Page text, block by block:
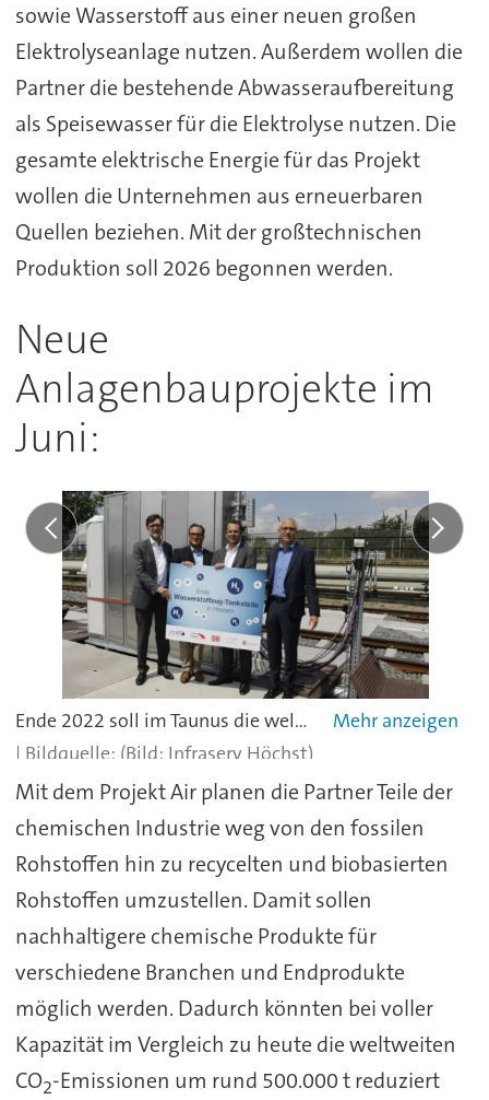
sowie Wasserstoff aus einer neuen großen
Elektrolyseanlage nutzen. Außerdem wollen die
Partner die bestehende Abwasseraufbereitung
als Speisewasser für die Elektrolyse nutzen. Die
gesamte elektrische Energie für das Projekt
wollen die Unternehmen aus erneuerbaren
Quellen beziehen. Mit der großtechnischen
Produktion soll 2026 begonnen werden.
Neue
Anlagenbauprojekte im
Juni:
Ende 2022 soll im Taunus die weltweit größte Brennstoffzellenzug-Flotte ihren Betrieb aufnehmen. Die Wasserstoff-Infrastruktur zum Betanken der Fahrzeuge im Industriepark Höchst ist nun bereits „so gut wie fertig“.Mehr zum Projekt.
(Bild: Infraserv Höchst)
Mit dem Projekt Air planen die Partner Teile der
chemischen Industrie weg von den fossilen
Rohstoffen hin zu recycelten und biobasierten
Rohstoffen umzustellen. Damit sollen
nachhaltigere chemische Produkte für
verschiedene Branchen und Endprodukte
möglich werden. Dadurch könnten bei voller
Kapazität im Vergleich zu heute die weltweiten
CO2-Emissionen um rund 500.000 t reduziert